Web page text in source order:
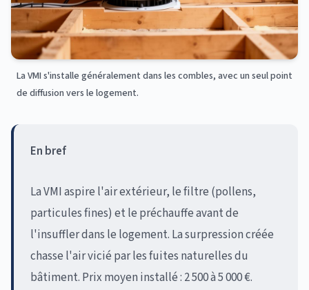
La VMI s'installe généralement dans les combles, avec un seul point
de diffusion vers le logement.
En bref
La VMI aspire l'air extérieur, le filtre (pollens,
particules fines) et le préchauffe avant de
l'insuffler dans le logement. La surpression créée
chasse l'air vicié par les fuites naturelles du
bâtiment. Prix moyen installé : 2 500 à 5 000 €.